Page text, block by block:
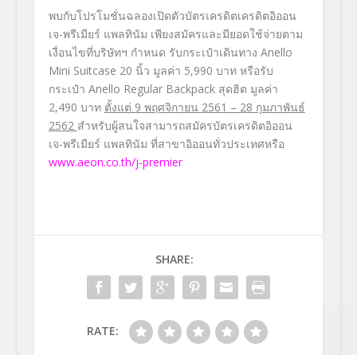
พบกับโปรโมชั่นฉลองเปิดตัวบัตรเครดิตเครดิตอิออน
เจ-พรีเมียร์ แพลทินัม เพียงสมัครและมียอดใช้จ่ายตาม
เงื่อนไขที่บริษัทฯ กำหนด รับกระเป๋าเดินทาง Anello
Mini Suitcase 20 นิ้ว มูลค่า 5,990 บาท หรือรับ
กระเป๋า Anello Regular Backpack สุดฮิต มูลค่า
2,490 บาท ตั้งแต่ 9 พฤศจิกายน 2561 – 28 กุมภาพันธ์
2562 สำหรับผู้สนใจสามารถสมัครบัตรเครดิตอิออน
เจ-พรีเมียร์ แพลทินัม ที่สาขาอิออนทั่วประเทศหรือ
www.aeon.co.th/j-premier
SHARE:
RATE: